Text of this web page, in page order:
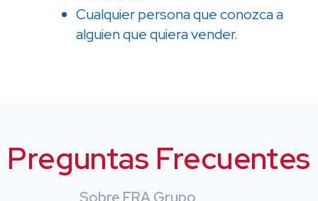
Cualquier persona que conozca a
alguien que quiera vender.
Preguntas Frecuentes
Sobre ERA Grupo